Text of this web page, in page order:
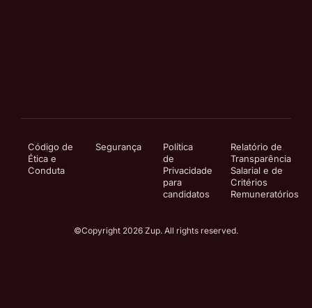
Código de
Ética e
Conduta
Segurança
Política
de
Privacidade
para
candidatos
Relatório de
Transparência
Salarial e de
Critérios
Remuneratórios
©Copyright 2026 Zup. All rights reserved.